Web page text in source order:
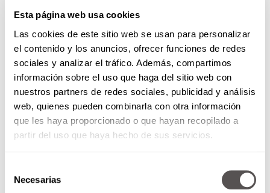
Esta página web usa cookies
Las cookies de este sitio web se usan para personalizar
el contenido y los anuncios, ofrecer funciones de redes
sociales y analizar el tráfico. Además, compartimos
información sobre el uso que haga del sitio web con
nuestros partners de redes sociales, publicidad y análisis
web, quienes pueden combinarla con otra información
que les haya proporcionado o que hayan recopilado a
partir del uso que haya hecho de sus servicios.
Necesarias